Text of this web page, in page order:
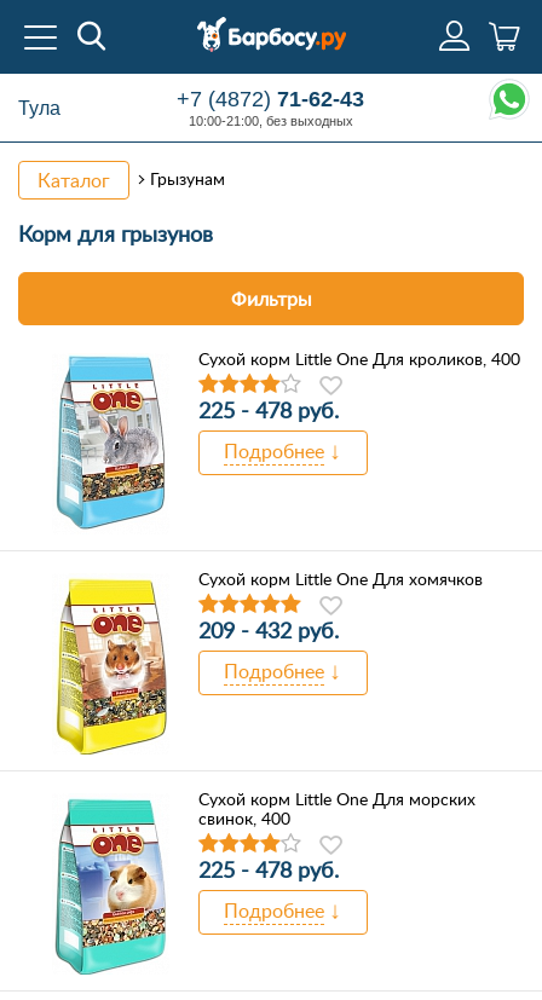
Тула +7 (4872)71-62-43
10:00-21:00, без выходных
Каталог Грызунам
Корм для грызунов
Фильтры
Сухой корм Little One Для кроликов, 400
225 - 478 руб.
Подробнее
Сухой корм Little One Для хомячков
209 - 432 руб.
Подробнее
Сухой корм Little One Для морских
свинок, 400
225 - 478 руб.
Подробнее